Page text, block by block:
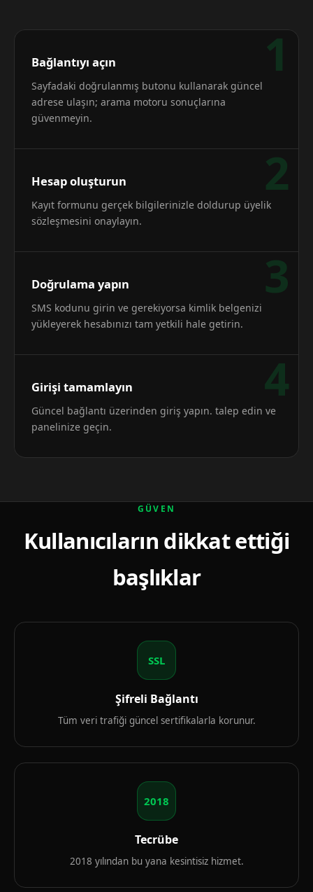
1
Bağlantıyı açın
Sayfadaki doğrulanmış butonu kullanarak güncel
adrese ulaşın; arama motoru sonuçlarına
güvenmeyin.
2
Hesap oluşturun
Kayıt formunu gerçek bilgilerinizle doldurup üyelik
sözleşmesini onaylayın.
3
Doğrulama yapın
SMS kodunu girin ve gerekiyorsa kimlik belgenizi
yükleyerek hesabınızı tam yetkili hale getirin.
4
Girişi tamamlayın
Güncel bağlantı üzerinden giriş yapın. talep edin ve
panelinize geçin.
GÜVEN
Kullanıcıların dikkat ettiği
başlıklar
SSL
Şifreli Bağlantı
Tüm veri trafiği güncel sertifikalarla korunur.
2018
Tecrübe
2018 yılından bu yana kesintisiz hizmet.